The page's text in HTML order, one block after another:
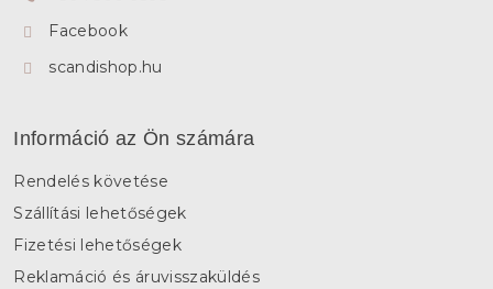
Facebook
scandishop.hu
Információ az Ön számára
Rendelés követése
Szállítási lehetőségek
Fizetési lehetőségek
Reklamáció és áruvisszaküldés